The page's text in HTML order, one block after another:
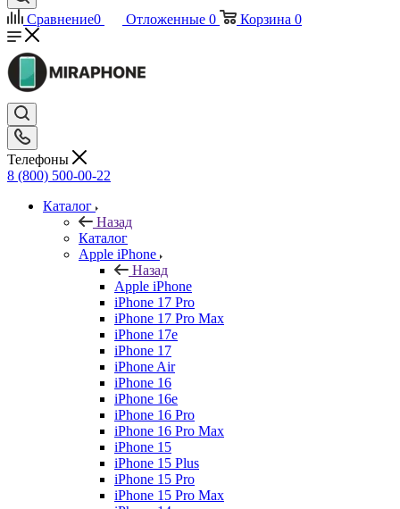
Сравнение0 Отложенные 0 Корзина 0
Телефоны
8 (800) 500-00-22
Каталог
Назад
Каталог
Apple iPhone
Назад
Apple iPhone
iPhone 17 Pro
iPhone 17 Pro Max
iPhone 17e
iPhone 17
iPhone Air
iPhone 16
iPhone 16e
iPhone 16 Pro
iPhone 16 Pro Max
iPhone 15
iPhone 15 Plus
iPhone 15 Pro
iPhone 15 Pro Max